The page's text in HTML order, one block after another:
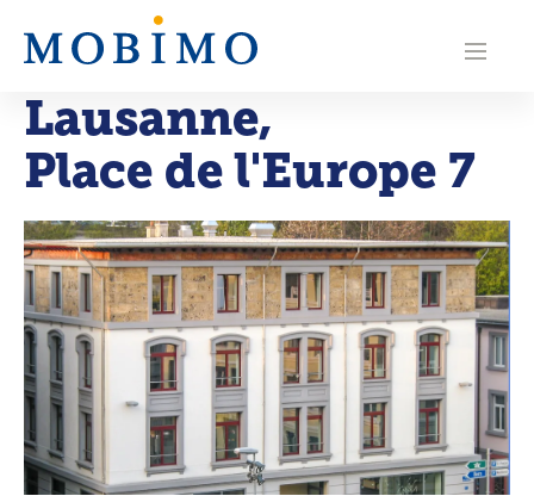
N
a
v
i
g
a
t
i
o
n
Lausanne,
Place de l'Europe 7